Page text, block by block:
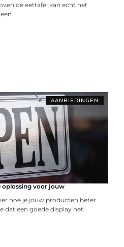
de eettafel kan echt het
AANBIEDINGEN
oplossing voor jouw
hoe je jouw producten beter
dat een goede display het